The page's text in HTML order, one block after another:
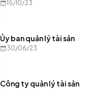
15/10/23
Ủy ban quản lý tài sản
30/06/23
Công ty quản lý tài sản